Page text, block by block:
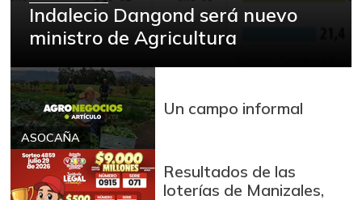
Indalecio Dangond será nuevo
ministro de Agricultura
ASOCAÑA
Un campo informal
Resultados de las
loterías de Manizales,